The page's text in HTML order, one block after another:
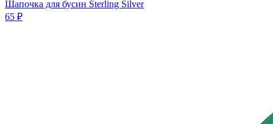
Шапочка для бусин Sterling Silver
65 ₽